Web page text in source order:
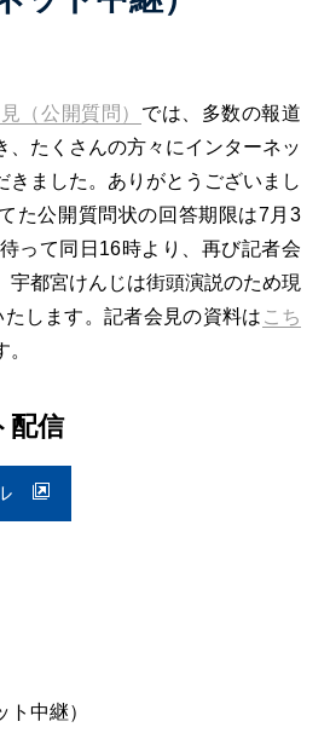
（公開質問） では、多数の報道
、たくさんの方々にインターネッ
きました。ありがとうございまし
た公開質問状の回答期限は7月3
って同日16時より、再び記者会
宇都宮けんじは街頭演説のため現
します。記者会見の資料は こち
配信
中継）